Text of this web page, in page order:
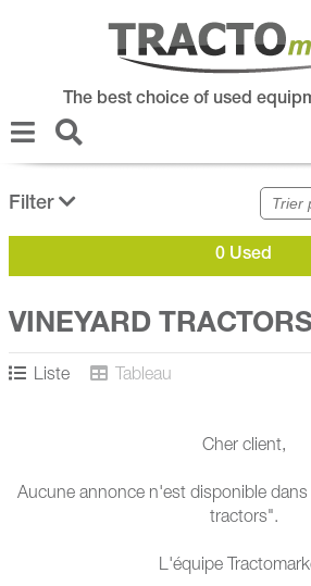
The best choice of used
Filter
0 Used
VINEYARD
Liste Tableau
Cher client,
Aucune annonce n'est disponible dans
tractors".
L'équipe